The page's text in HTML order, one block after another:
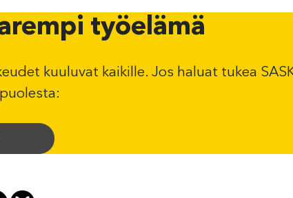
työelämä
kuuluvat kaikille. Jos haluat tukea